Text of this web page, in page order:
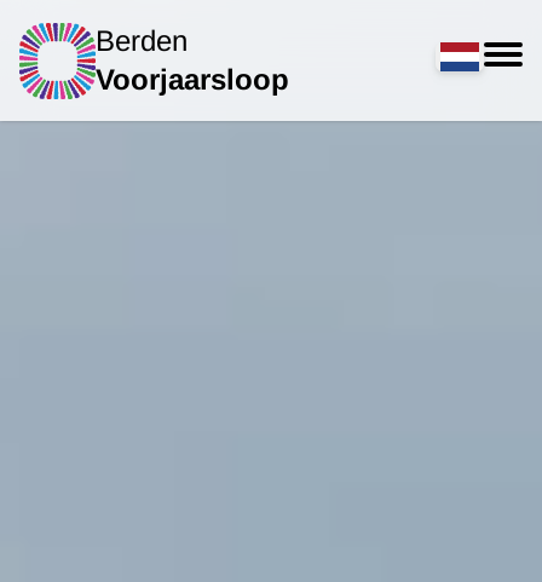
Berden
Voorjaarsloop